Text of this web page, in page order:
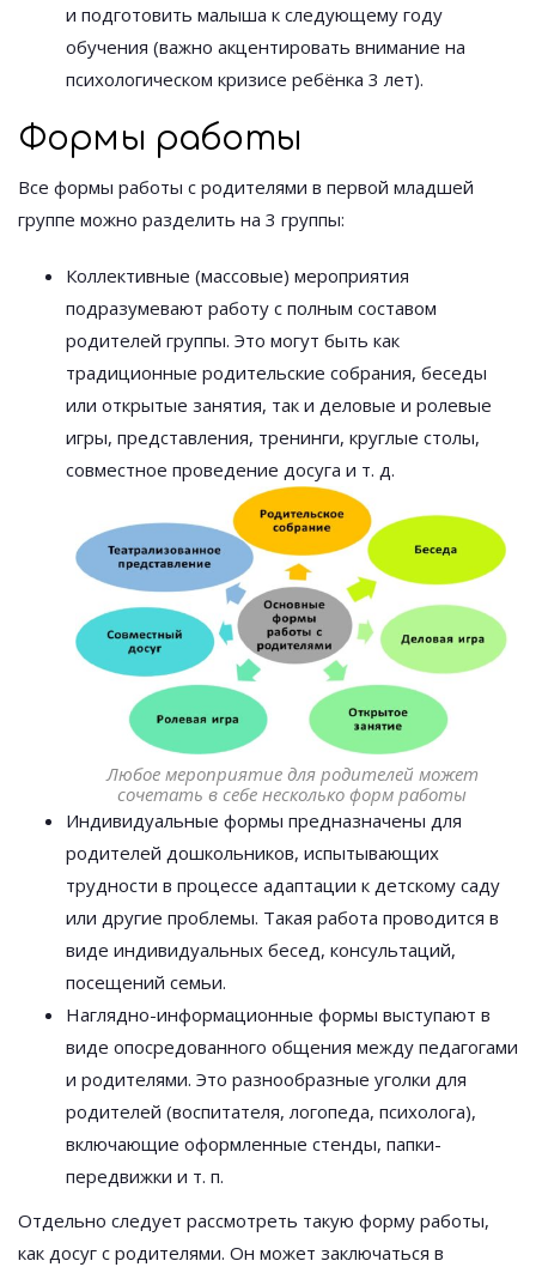
и подготовить малыша к следующему году
обучения (важно акцентировать внимание на
психологическом кризисе ребёнка 3 лет).
Формы работы
Все формы работы с родителями в первой младшей
группе можно разделить на 3 группы:
Коллективные (массовые) мероприятия
подразумевают работу с полным составом
родителей группы. Это могут быть как
традиционные родительские собрания, беседы
или открытые занятия, так и деловые и ролевые
игры, представления, тренинги, круглые столы,
совместное проведение досуга и т. д.
Любое мероприятие для родителей может
сочетать в себе несколько форм работы
Индивидуальные формы предназначены для
родителей дошкольников, испытывающих
трудности в процессе адаптации к детскому саду
или другие проблемы. Такая работа проводится в
виде индивидуальных бесед, консультаций,
посещений семьи.
Наглядно-информационные формы выступают в
виде опосредованного общения между педагогами
и родителями. Это разнообразные уголки для
родителей (воспитателя, логопеда, психолога),
включающие оформленные стенды, папки-
передвижки и т. п.
Отдельно следует рассмотреть такую форму работы,
как досуг с родителями. Он может заключаться в